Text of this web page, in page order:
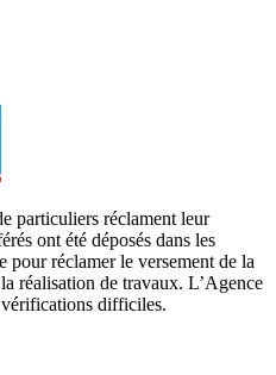
particuliers réclament leur
ont été déposés dans les
pour réclamer le versement de la
réalisation de travaux. L’Agence
vérifications difficiles.